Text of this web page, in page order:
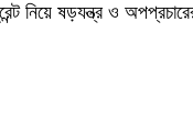
নিয়ে ষড়যন্ত্র ও